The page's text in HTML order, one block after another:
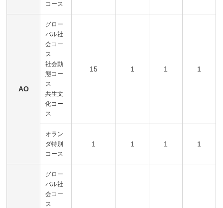
コース
AO
グロー
バル社
会コー
ス
社会動
態コー
ス
共生文
化コー
ス
15 1 1 1
オラン
ダ特別
コース
1 1 1 1
グロー
バル社
会コー
ス